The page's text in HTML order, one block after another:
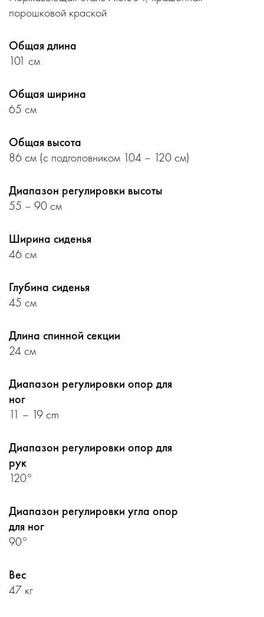
порошковой краской
Общая длина
101 см
Общая ширина
65 см
Общая высота
86 см (с подголовником 104 – 120 см)
Диапазон регулировки высоты
55 – 90 см
Ширина сиденья
46 см
Глубина сиденья
45 см
Длина спинной секции
24 см
Диапазон регулировки опор для
ног
11 – 19 cm
Диапазон регулировки опор для
рук
120°
Диапазон регулировки угла опор
для ног
90°
Вес
47 кг